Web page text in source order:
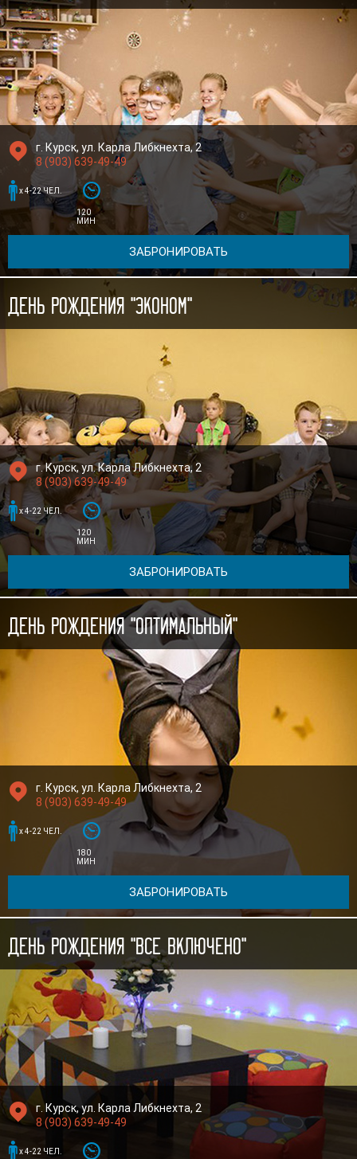

г. Курск, ул. Карла Либкнехта, 2
8 (903) 639-49-49
 x 4-22 ЧЕЛ. 
120
МИН
ЗАБРОНИРОВАТЬ
День рождения "Эконом"

г. Курск, ул. Карла Либкнехта, 2
8 (903) 639-49-49
 x 4-22 ЧЕЛ. 
120
МИН
ЗАБРОНИРОВАТЬ
День рождения "Оптимальный"

г. Курск, ул. Карла Либкнехта, 2
8 (903) 639-49-49
 x 4-22 ЧЕЛ. 
180
МИН
ЗАБРОНИРОВАТЬ
День рождения "Все включено"

г. Курск, ул. Карла Либкнехта, 2
8 (903) 639-49-49
 x 4-22 ЧЕЛ. 